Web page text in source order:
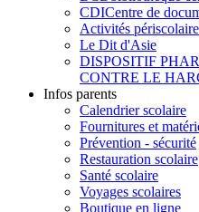
CDICentre de
Activités
Le Dit d'Asie
DISPOSITIF
CONTRE LE
Infos parents
Calendrier scolaire
Fournitures et
Prévention - sécurité
Restauration scolaire
Santé scolaire
Voyages scolaires
Boutique en ligne